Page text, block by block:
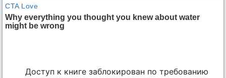
Доступ к книге заблокирован по требованию